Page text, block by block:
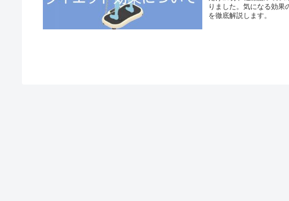
りました。気になる効果
を徹底解説します。